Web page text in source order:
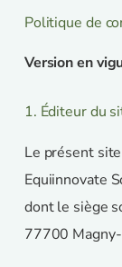
Politique de
Version en
1. Éditeur du
Le présent
Equiinnovate
dont le siège
77700